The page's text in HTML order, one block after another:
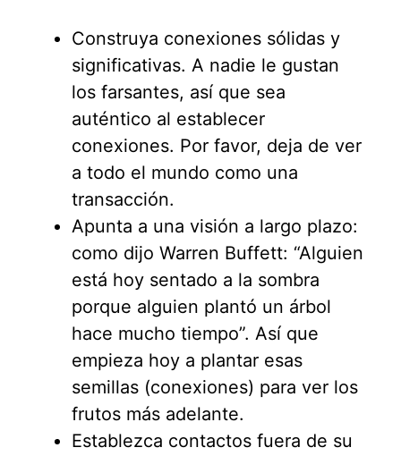
Construya conexiones sólidas y
significativas. A nadie le gustan
los farsantes, así que sea
auténtico al establecer
conexiones. Por favor, deja de ver
a todo el mundo como una
transacción.
Apunta a una visión a largo plazo:
como dijo Warren Buffett: “Alguien
está hoy sentado a la sombra
porque alguien plantó un árbol
hace mucho tiempo”. Así que
empieza hoy a plantar esas
semillas (conexiones) para ver los
frutos más adelante.
Establezca contactos fuera de su